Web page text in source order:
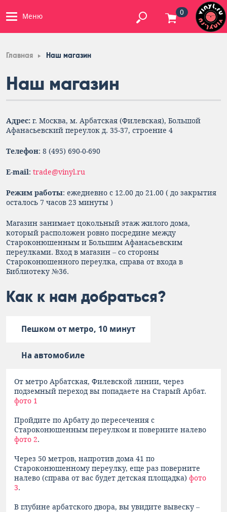
Меню 0
Главная Наш магазин
Наш магазин
Адрес: г. Москва, м. Арбатская (Филевская), Большой
Афанасьевский переулок д. 35-37, строение 4
Телефон: 8 (495) 690-0-690
E-mail: trade@vinyl.ru
Режим работы: ежедневно с 12.00 до 21.00 ( до закрытия
осталось 7 часов 23 минуты )
Магазин занимает цокольный этаж жилого дома,
который расположен ровно посредине между
Староконюшенным и Большим Афанасьевским
переулками. Вход в магазин – со стороны
Староконюшенного переулка, справа от входа в
Библиотеку №36.
Как к нам добраться?
Пешком от метро, 10 минут
На автомобиле
От метро Арбатская, Филевской линии, через
подземный переход вы попадаете на Старый Арбат.
фото 1
Пройдите по Арбату до пересечения с
Староконюшенным переулком и поверните налево
фото 2.
Через 50 метров, напротив дома 41 по
Староконюшенному переулку, еще раз поверните
налево (справа от вас будет детская площадка) фото
3.
В глубине арбатского двора, вы увидите вывеску –